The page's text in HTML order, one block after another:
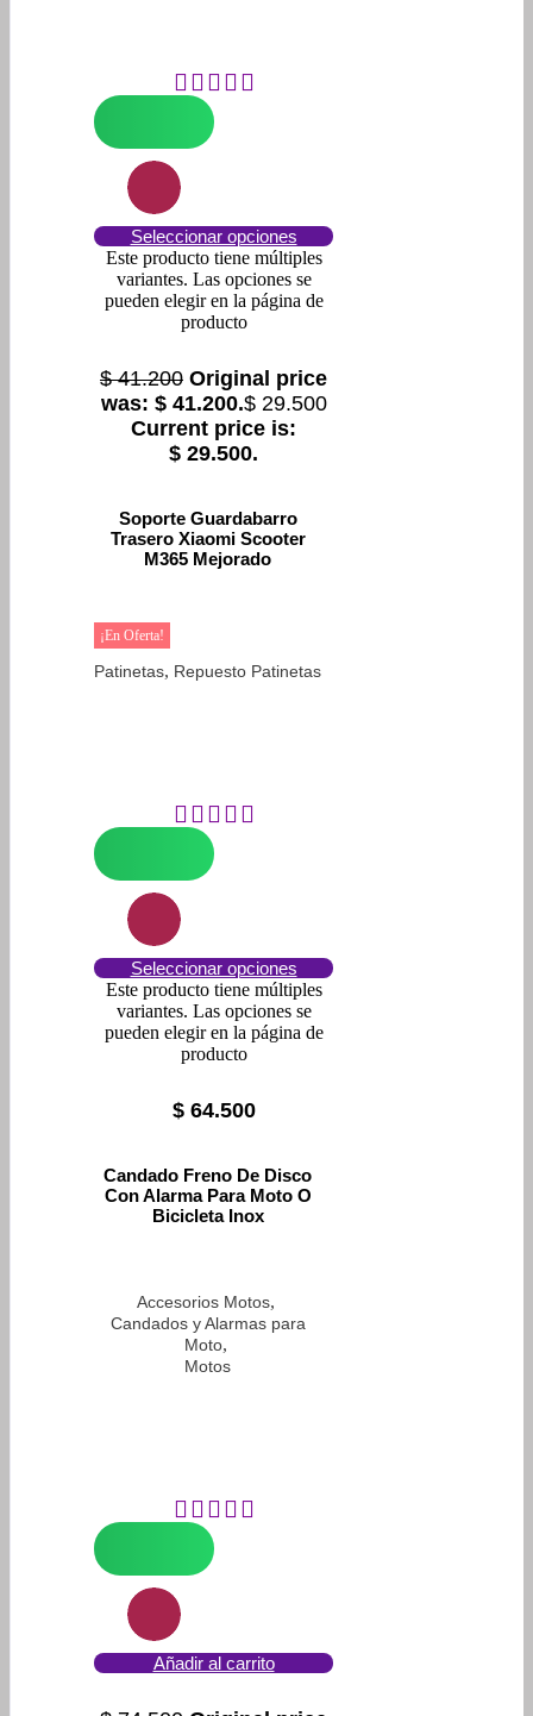
Seleccionar opciones
Este producto tiene múltiples
variantes. Las opciones se
pueden elegir en la página de
producto
$41.200 Original price
was: $ 41.200.$29.500
Current price is:
$ 29.500.
Soporte Guardabarro
Trasero Xiaomi Scooter
M365 Mejorado
¡En Oferta!
Patinetas, Repuesto Patinetas
Seleccionar opciones
Este producto tiene múltiples
variantes. Las opciones se
pueden elegir en la página de
producto
$64.500
Candado Freno De Disco
Con Alarma Para Moto O
Bicicleta Inox
Accesorios Motos,
Candados y Alarmas para
Moto,
Motos
Añadir al carrito